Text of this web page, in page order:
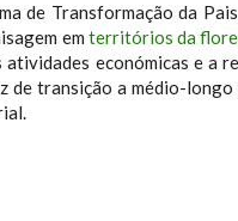
de Transformação da
em territórios da
económicas e a
de transição a médio-